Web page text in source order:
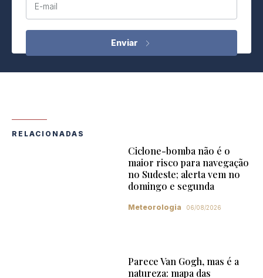
E-mail
RELACIONADAS
Ciclone-bomba não é o
maior risco para navegação
no Sudeste; alerta vem no
domingo e segunda
Meteorologia 06/08/2026
Parece Van Gogh, mas é a
natureza: mapa das